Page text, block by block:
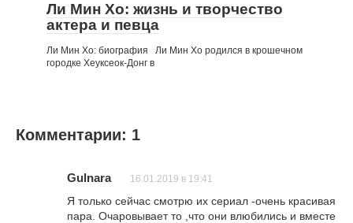
Ли Мин Хо: жизнь и творчество
актера и певца
Ли Мин Хо: биография Ли Мин Хо родился в крошечном
городке Хеуксеок-Донг в
Комментарии: 1
Gulnara 16.01.2019 в 19:41
Я только сейчас смотрю их сериал -очень красивая
пара. Очаровывает то ,что они влюбились и вместе